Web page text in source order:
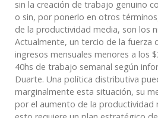
sin la creación de trabajo genuino
o sin, por ponerlo en otros
de la productividad media, son los
Actualmente, un tercio de la fuerza
ingresos mensuales menores a los
40hs de trabajo semanal según
Duarte. Una política distributiva
marginalmente esta situación, su
por el aumento de la productividad